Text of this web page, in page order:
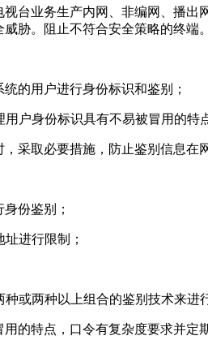
业务生产内网、非编网、播出
胁。阻止不符合安全策略的终端。
的用户进行身份标识和鉴别；
身份标识具有不易被冒用的特
取必要措施，防止鉴别信息在
份鉴别；
进行限制；
两种以上组合的鉴别技术来进
特点，口令有复杂度要求并定